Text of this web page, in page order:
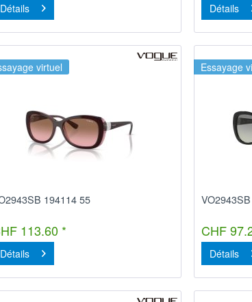
Détails Détails
virtuel
194114 55
113.60 *
Détails
Essayage
CHF
Détails